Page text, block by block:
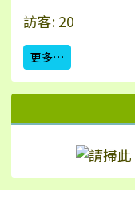
訪客: 20
更多…